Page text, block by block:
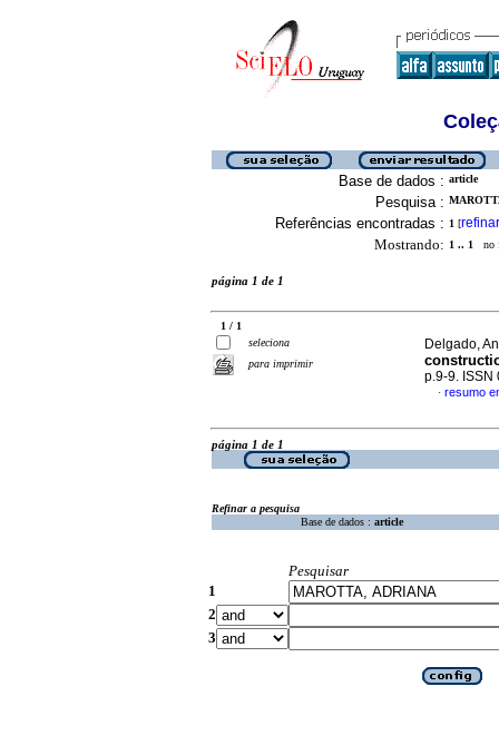
Base de dados : article
Pesquisa :
Referências encontradas : 1 [refinar
Mostrando: 1 .. 1 no
página 1 de 1
1 / 1
seleciona
para imprimir
Delgado,
p.9-9. ISSN
· resumo
página 1 de 1
Refinar a pesquisa
Base de dados : article
Pesquisar
1
2
3